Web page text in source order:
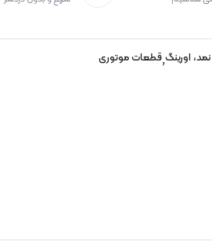
اورینگ,قطعات موتوری